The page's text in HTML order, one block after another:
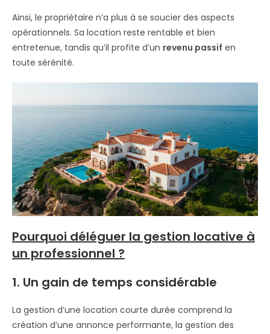
Ainsi, le propriétaire n’a plus à se soucier des aspects
opérationnels. Sa location reste rentable et bien
entretenue, tandis qu’il profite d’un revenu passif en
toute sérénité.
Pourquoi déléguer la gestion locative à
un professionnel ?
1. Un gain de temps considérable
La gestion d’une location courte durée comprend la
création d’une annonce performante, la gestion des